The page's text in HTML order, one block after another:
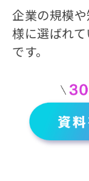
企業の規模
様に選ばれ
です。